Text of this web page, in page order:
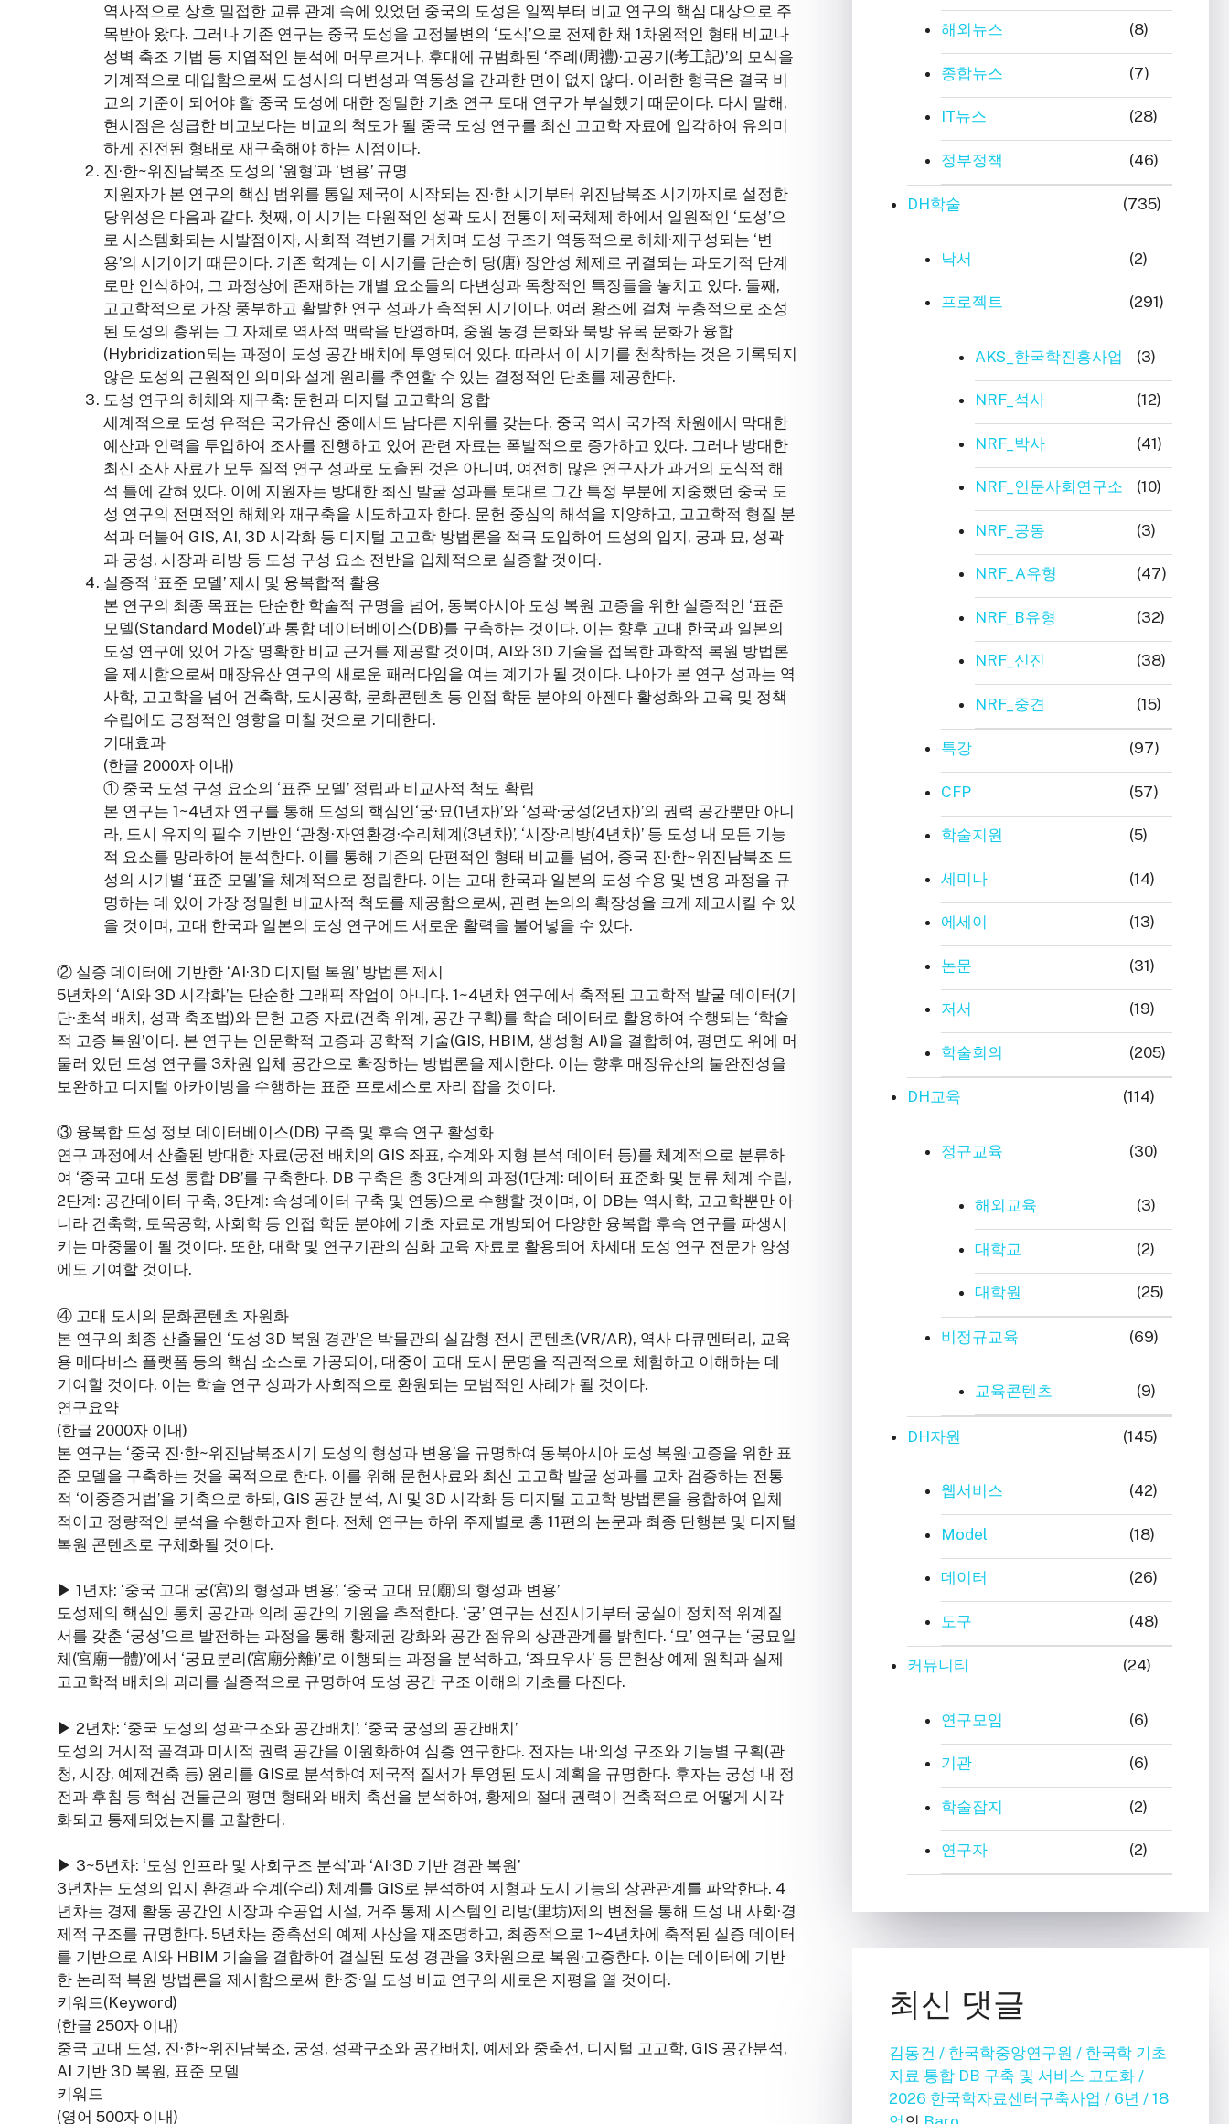
역사적으로 상호 밀접한 교류 관계 속에 있었던 중국의 도성은 일찍부터 비교 연구의 핵심 대상으로 주
목받아 왔다. 그러나 기존 연구는 중국 도성을 고정불변의 ‘도식’으로 전제한 채 1차원적인 형태 비교나
성벽 축조 기법 등 지엽적인 분석에 머무르거나, 후대에 규범화된 ‘주례(周禮)·고공기(考工記)’의 모식을
기계적으로 대입함으로써 도성사의 다변성과 역동성을 간과한 면이 없지 않다. 이러한 형국은 결국 비
교의 기준이 되어야 할 중국 도성에 대한 정밀한 기초 연구 토대 연구가 부실했기 때문이다. 다시 말해,
현시점은 성급한 비교보다는 비교의 척도가 될 중국 도성 연구를 최신 고고학 자료에 입각하여 유의미
하게 진전된 형태로 재구축해야 하는 시점이다.
진·한~위진남북조 도성의 ‘원형’과 ‘변용’ 규명
지원자가 본 연구의 핵심 범위를 통일 제국이 시작되는 진·한 시기부터 위진남북조 시기까지로 설정한
당위성은 다음과 같다. 첫째, 이 시기는 다원적인 성곽 도시 전통이 제국체제 하에서 일원적인 ‘도성’으
로 시스템화되는 시발점이자, 사회적 격변기를 거치며 도성 구조가 역동적으로 해체·재구성되는 ‘변
용’의 시기이기 때문이다. 기존 학계는 이 시기를 단순히 당(唐) 장안성 체제로 귀결되는 과도기적 단계
로만 인식하여, 그 과정상에 존재하는 개별 요소들의 다변성과 독창적인 특징들을 놓치고 있다. 둘째,
고고학적으로 가장 풍부하고 활발한 연구 성과가 축적된 시기이다. 여러 왕조에 걸쳐 누층적으로 조성
된 도성의 층위는 그 자체로 역사적 맥락을 반영하며, 중원 농경 문화와 북방 유목 문화가 융합
(Hybridization되는 과정이 도성 공간 배치에 투영되어 있다. 따라서 이 시기를 천착하는 것은 기록되지
않은 도성의 근원적인 의미와 설계 원리를 추연할 수 있는 결정적인 단초를 제공한다.
도성 연구의 해체와 재구축: 문헌과 디지털 고고학의 융합
세계적으로 도성 유적은 국가유산 중에서도 남다른 지위를 갖는다. 중국 역시 국가적 차원에서 막대한
예산과 인력을 투입하여 조사를 진행하고 있어 관련 자료는 폭발적으로 증가하고 있다. 그러나 방대한
최신 조사 자료가 모두 질적 연구 성과로 도출된 것은 아니며, 여전히 많은 연구자가 과거의 도식적 해
석 틀에 갇혀 있다. 이에 지원자는 방대한 최신 발굴 성과를 토대로 그간 특정 부분에 치중했던 중국 도
성 연구의 전면적인 해체와 재구축을 시도하고자 한다. 문헌 중심의 해석을 지양하고, 고고학적 형질 분
석과 더불어 GIS, AI, 3D 시각화 등 디지털 고고학 방법론을 적극 도입하여 도성의 입지, 궁과 묘, 성곽
과 궁성, 시장과 리방 등 도성 구성 요소 전반을 입체적으로 실증할 것이다.
실증적 ‘표준 모델’ 제시 및 융복합적 활용
본 연구의 최종 목표는 단순한 학술적 규명을 넘어, 동북아시아 도성 복원 고증을 위한 실증적인 ‘표준
모델(Standard Model)’과 통합 데이터베이스(DB)를 구축하는 것이다. 이는 향후 고대 한국과 일본의
도성 연구에 있어 가장 명확한 비교 근거를 제공할 것이며, AI와 3D 기술을 접목한 과학적 복원 방법론
을 제시함으로써 매장유산 연구의 새로운 패러다임을 여는 계기가 될 것이다. 나아가 본 연구 성과는 역
사학, 고고학을 넘어 건축학, 도시공학, 문화콘텐츠 등 인접 학문 분야의 아젠다 활성화와 교육 및 정책
수립에도 긍정적인 영향을 미칠 것으로 기대한다.
기대효과
(한글 2000자 이내)
① 중국 도성 구성 요소의 ‘표준 모델’ 정립과 비교사적 척도 확립
본 연구는 1~4년차 연구를 통해 도성의 핵심인‘궁·묘(1년차)’와 ‘성곽·궁성(2년차)’의 권력 공간뿐만 아니
라, 도시 유지의 필수 기반인 ‘관청·자연환경·수리체계(3년차)’, ‘시장·리방(4년차)’ 등 도성 내 모든 기능
적 요소를 망라하여 분석한다. 이를 통해 기존의 단편적인 형태 비교를 넘어, 중국 진·한~위진남북조 도
성의 시기별 ‘표준 모델’을 체계적으로 정립한다. 이는 고대 한국과 일본의 도성 수용 및 변용 과정을 규
명하는 데 있어 가장 정밀한 비교사적 척도를 제공함으로써, 관련 논의의 확장성을 크게 제고시킬 수 있
을 것이며, 고대 한국과 일본의 도성 연구에도 새로운 활력을 불어넣을 수 있다.
② 실증 데이터에 기반한 ‘AI·3D 디지털 복원’ 방법론 제시
5년차의 ‘AI와 3D 시각화’는 단순한 그래픽 작업이 아니다. 1~4년차 연구에서 축적된 고고학적 발굴 데이터(기
단·초석 배치, 성곽 축조법)와 문헌 고증 자료(건축 위계, 공간 구획)를 학습 데이터로 활용하여 수행되는 ‘학술
적 고증 복원’이다. 본 연구는 인문학적 고증과 공학적 기술(GIS, HBIM, 생성형 AI)을 결합하여, 평면도 위에 머
물러 있던 도성 연구를 3차원 입체 공간으로 확장하는 방법론을 제시한다. 이는 향후 매장유산의 불완전성을
보완하고 디지털 아카이빙을 수행하는 표준 프로세스로 자리 잡을 것이다.
③ 융복합 도성 정보 데이터베이스(DB) 구축 및 후속 연구 활성화
연구 과정에서 산출된 방대한 자료(궁전 배치의 GIS 좌표, 수계와 지형 분석 데이터 등)를 체계적으로 분류하
여 ‘중국 고대 도성 통합 DB’를 구축한다. DB 구축은 총 3단계의 과정(1단계: 데이터 표준화 및 분류 체계 수립,
2단계: 공간데이터 구축, 3단계: 속성데이터 구축 및 연동)으로 수행할 것이며, 이 DB는 역사학, 고고학뿐만 아
니라 건축학, 토목공학, 사회학 등 인접 학문 분야에 기초 자료로 개방되어 다양한 융복합 후속 연구를 파생시
키는 마중물이 될 것이다. 또한, 대학 및 연구기관의 심화 교육 자료로 활용되어 차세대 도성 연구 전문가 양성
에도 기여할 것이다.
④ 고대 도시의 문화콘텐츠 자원화
본 연구의 최종 산출물인 ‘도성 3D 복원 경관’은 박물관의 실감형 전시 콘텐츠(VR/AR), 역사 다큐멘터리, 교육
용 메타버스 플랫폼 등의 핵심 소스로 가공되어, 대중이 고대 도시 문명을 직관적으로 체험하고 이해하는 데
기여할 것이다. 이는 학술 연구 성과가 사회적으로 환원되는 모범적인 사례가 될 것이다.
연구요약
(한글 2000자 이내)
본 연구는 ‘중국 진·한~위진남북조시기 도성의 형성과 변용’을 규명하여 동북아시아 도성 복원·고증을 위한 표
준 모델을 구축하는 것을 목적으로 한다. 이를 위해 문헌사료와 최신 고고학 발굴 성과를 교차 검증하는 전통
적 ‘이중증거법’을 기축으로 하되, GIS 공간 분석, AI 및 3D 시각화 등 디지털 고고학 방법론을 융합하여 입체
적이고 정량적인 분석을 수행하고자 한다. 전체 연구는 하위 주제별로 총 11편의 논문과 최종 단행본 및 디지털
복원 콘텐츠로 구체화될 것이다.
▶ 1년차: ‘중국 고대 궁(宮)의 형성과 변용’, ‘중국 고대 묘(廟)의 형성과 변용’
도성제의 핵심인 통치 공간과 의례 공간의 기원을 추적한다. ‘궁’ 연구는 선진시기부터 궁실이 정치적 위계질
서를 갖춘 ‘궁성’으로 발전하는 과정을 통해 황제권 강화와 공간 점유의 상관관계를 밝힌다. ‘묘’ 연구는 ‘궁묘일
체(宮廟一體)’에서 ‘궁묘분리(宮廟分離)’로 이행되는 과정을 분석하고, ‘좌묘우사’ 등 문헌상 예제 원칙과 실제
고고학적 배치의 괴리를 실증적으로 규명하여 도성 공간 구조 이해의 기초를 다진다.
▶ 2년차: ‘중국 도성의 성곽구조와 공간배치’, ‘중국 궁성의 공간배치’
도성의 거시적 골격과 미시적 권력 공간을 이원화하여 심층 연구한다. 전자는 내·외성 구조와 기능별 구획(관
청, 시장, 예제건축 등) 원리를 GIS로 분석하여 제국적 질서가 투영된 도시 계획을 규명한다. 후자는 궁성 내 정
전과 후침 등 핵심 건물군의 평면 형태와 배치 축선을 분석하여, 황제의 절대 권력이 건축적으로 어떻게 시각
화되고 통제되었는지를 고찰한다.
▶ 3~5년차: ‘도성 인프라 및 사회구조 분석’과 ‘AI·3D 기반 경관 복원’
3년차는 도성의 입지 환경과 수계(수리) 체계를 GIS로 분석하여 지형과 도시 기능의 상관관계를 파악한다. 4
년차는 경제 활동 공간인 시장과 수공업 시설, 거주 통제 시스템인 리방(里坊)제의 변천을 통해 도성 내 사회·경
제적 구조를 규명한다. 5년차는 중축선의 예제 사상을 재조명하고, 최종적으로 1~4년차에 축적된 실증 데이터
를 기반으로 AI와 HBIM 기술을 결합하여 결실된 도성 경관을 3차원으로 복원·고증한다. 이는 데이터에 기반
한 논리적 복원 방법론을 제시함으로써 한·중·일 도성 비교 연구의 새로운 지평을 열 것이다.
키워드(Keyword)
(한글 250자 이내)
중국 고대 도성, 진·한~위진남북조, 궁성, 성곽구조와 공간배치, 예제와 중축선, 디지털 고고학, GIS 공간분석,
AI 기반 3D 복원, 표준 모델
키워드
(영어 500자 이내)
해외뉴스 (8)
종합뉴스 (7)
IT뉴스 (28)
정부정책 (46)
DH학술 (735)
낙서 (2)
프로젝트 (291)
AKS_한국학진흥사업 (3)
NRF_석사 (12)
NRF_박사 (41)
NRF_인문사회연구소 (10)
NRF_공동 (3)
NRF_A유형 (47)
NRF_B유형 (32)
NRF_신진 (38)
NRF_중견 (15)
특강 (97)
CFP (57)
학술지원 (5)
세미나 (14)
에세이 (13)
논문 (31)
저서 (19)
학술회의 (205)
DH교육 (114)
정규교육 (30)
해외교육 (3)
대학교 (2)
대학원 (25)
비정규교육 (69)
교육콘텐츠 (9)
DH자원 (145)
웹서비스 (42)
Model (18)
데이터 (26)
도구 (48)
커뮤니티 (24)
연구모임 (6)
기관 (6)
학술잡지 (2)
연구자 (2)
최신 댓글
김동건 / 한국학중앙연구원 / 한국학 기초
자료 통합 DB 구축 및 서비스 고도화 /
2026 한국학자료센터구축사업 / 6년 / 18